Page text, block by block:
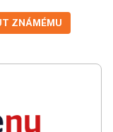
ZNÁMÉMU